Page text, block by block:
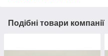
Подібні товари компанії